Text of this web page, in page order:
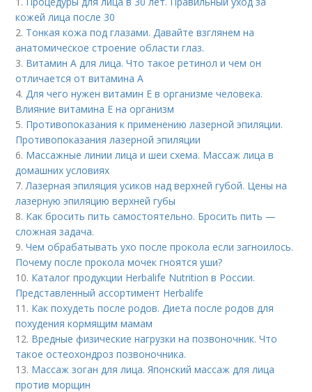
кожей лица после 30
2. Тонкая кожа под глазами. Давайте взглянем на
анатомическое строение области глаз.
3. Витамин A для лица. Что такое ретинол и чем он
отличается от витамина А
4. Для чего нужен витамин Е в организме человека.
Влияние витамина E на организм
5. Противопоказания к применению лазерной эпиляции.
Противопоказания лазерной эпиляции
6. Массажные линии лица и шеи схема. Массаж лица в
домашних условиях
7. Лазерная эпиляция усиков над верхней губой. Цены на
лазерную эпиляцию верхней губы
8. Как бросить пить самостоятельно. Бросить пить —
сложная задача.
9.Чем обрабатывать ухо после прокола если загноилось.
Почему после прокола мочек гноятся уши?
10. Каталог продукции Herbalife Nutrition в России.
Представленный ассортимент Herbalife
11. Как похудеть после родов. Диета после родов для
похудения кормящим мамам
12. Вредные физические нагрузки на позвоночник. Что
такое остеохондроз позвоночника.
13. Массаж зоган для лица. Японский массаж для лица
против морщин